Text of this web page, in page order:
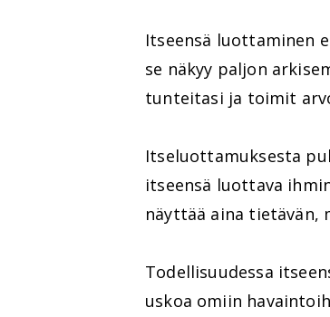
Itseensä luottaminen
se näkyy paljon
tunteitasi ja toimit
Itseluottamuksesta
itseensä luottava
näyttää aina tietävän,
Todellisuudessa
uskoa omiin